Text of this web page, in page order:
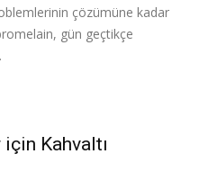
çözümüne kadar
gün geçtikçe
Kahvaltı